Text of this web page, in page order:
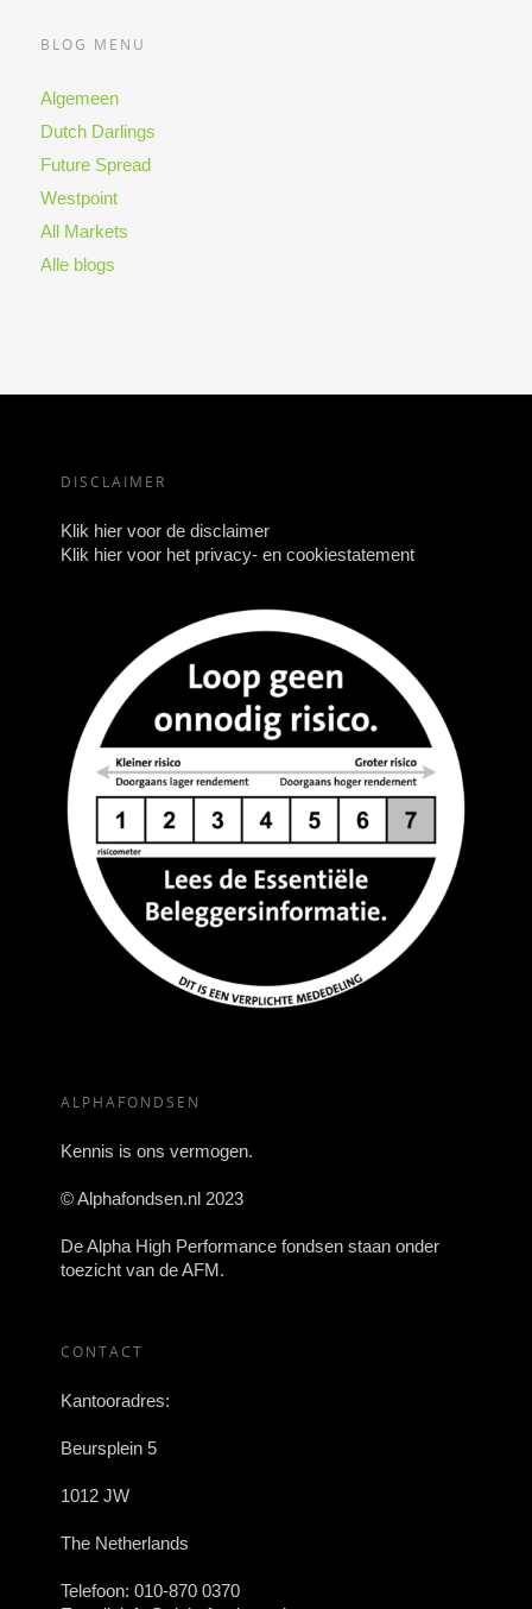
BLOG MENU
Algemeen
Dutch Darlings
Future Spread
Westpoint
All Markets
Alle blogs
DISCLAIMER
Klik hier voor de disclaimer
Klik hier voor het privacy- en cookiestatement
ALPHAFONDSEN
Kennis is ons vermogen.
© Alphafondsen.nl 2023
De Alpha High Performance fondsen staan onder
toezicht van de AFM.
CONTACT
Kantooradres:
Beursplein 5
1012 JW
The Netherlands
Telefoon: 010-870 0370